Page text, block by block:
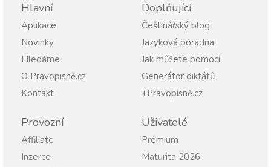
Hlavní
Aplikace
Novinky
Hledáme
O Pravopisně.cz
Kontakt
Doplňující
Češtinářský blog
Jazyková poradna
Jak můžete pomoci
Generátor diktátů
+Pravopisně.cz
Provozní
Affiliate
Inzerce
Uživatelé
Prémium
Maturita 2026